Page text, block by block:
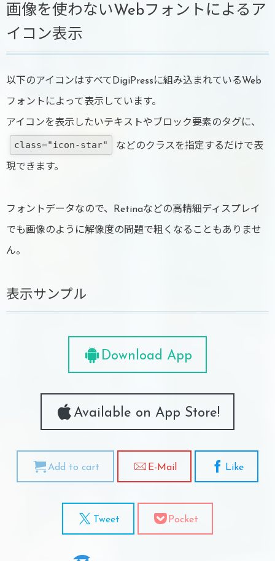
画像を使わないWebフォントによるア
イコン表示
以下のアイコンはすべてDigiPressに組み込まれているWeb
フォントによって表示しています。
アイコンを表示したいテキストやブロック要素のタグに、
class="icon-star" などのクラスを指定するだけで表
現できます。
フォントデータなので、Retinaなどの高精細ディスプレイ
でも画像のように解像度の問題で粗くなることもありませ
ん。
表示サンプル
Download App
Available on App Store!
Add to cart E-Mail Like
Tweet Pocket